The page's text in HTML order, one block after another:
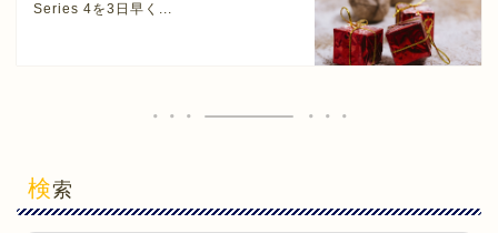
Series 4を3日早く...
検索